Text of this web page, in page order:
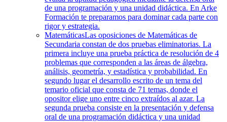
de una programación y una unidad didáctica. En Arke
Formación te preparamos para dominar cada parte con
rigor y estrategia.
MatemáticasLas oposiciones de Matemáticas de
Secundaria constan de dos pruebas eliminatorias. La
primera incluye una prueba práctica de resolución de 4
problemas que corresponden a las áreas de álgebra,
análisis, geometría, y estadística y probabilidad. En
segundo lugar el desarrollo escrito de un tema del
temario oficial que consta de 71 temas, donde el
opositor elige uno entre cinco extraídos al azar. La
segunda prueba consiste en la presentación y defensa
oral de una programación didáctica y una unidad